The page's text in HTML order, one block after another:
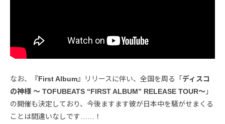
なお、『First Album』リリースに伴い、全国を周る「 ディスコ
の神様 ～ TOFUBEATS “FIRST ALBUM” RELEASE TOUR～ 」
の開催も決定しており、今後ますます彼が日本中を騒がせまくる
ことは間違いなしです……！